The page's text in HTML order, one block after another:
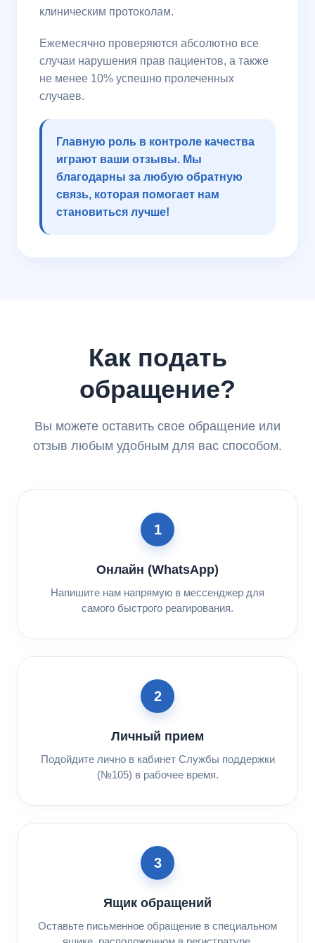
клиническим протоколам.
Ежемесячно проверяются абсолютно все
случаи нарушения прав пациентов, а также
не менее 10% успешно пролеченных
случаев.
Главную роль в контроле качества
играют ваши отзывы. Мы
благодарны за любую обратную
связь, которая помогает нам
становиться лучше!
Как подать
обращение?
Вы можете оставить свое обращение или
отзыв любым удобным для вас способом.
1
Онлайн (WhatsApp)
Напишите нам напрямую в мессенджер для
самого быстрого реагирования.
2
Личный прием
Подойдите лично в кабинет Службы поддержки
(№105) в рабочее время.
3
Ящик обращений
Оставьте письменное обращение в специальном